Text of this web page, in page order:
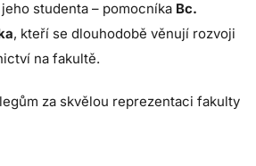
jeho studenta – pomocníka Bc.
, kteří se dlouhodobě věnují rozvoji
na fakultě.
za skvělou reprezentaci fakulty